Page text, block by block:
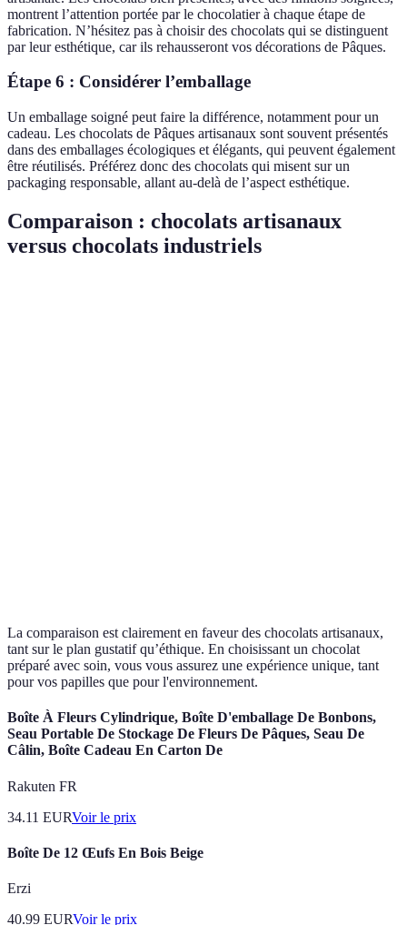
montrent l’attention portée par le chocolatier à chaque étape de
fabrication. N’hésitez pas à choisir des chocolats qui se distinguent
par leur esthétique, car ils rehausseront vos décorations de Pâques.
Étape 6 : Considérer l’emballage
Un emballage soigné peut faire la différence, notamment pour un
cadeau. Les chocolats de Pâques artisanaux sont souvent présentés
dans des emballages écologiques et élégants, qui peuvent également
être réutilisés. Préférez donc des chocolats qui misent sur un
packaging responsable, allant au-delà de l’aspect esthétique.
Comparaison : chocolats artisanaux
versus chocolats industriels
La comparaison est clairement en faveur des chocolats artisanaux,
tant sur le plan gustatif qu’éthique. En choisissant un chocolat
préparé avec soin, vous vous assurez une expérience unique, tant
pour vos papilles que pour l'environnement.
Boîte À Fleurs Cylindrique, Boîte D'emballage De Bonbons,
Seau Portable De Stockage De Fleurs De Pâques, Seau De
Câlin, Boîte Cadeau En Carton De
Rakuten FR
34.11 EURVoir le prix
Boîte De 12 Œufs En Bois Beige
Erzi
40.99 EURVoir le prix